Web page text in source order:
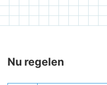
Nu regelen